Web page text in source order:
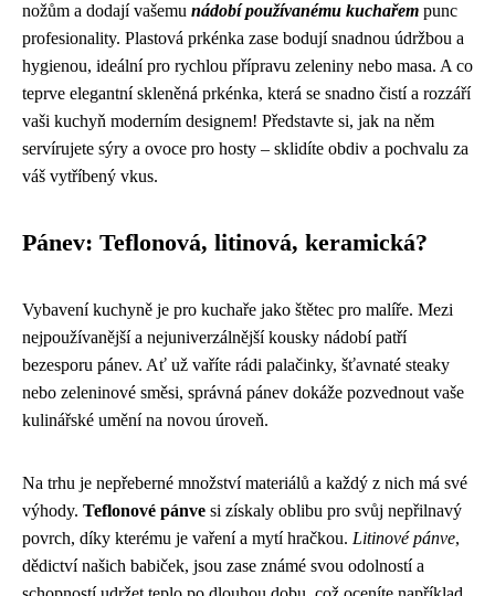
nožům a dodají vašemu nádobí používanému kuchařem punc
profesionality. Plastová prkénka zase bodují snadnou údržbou a
hygienou, ideální pro rychlou přípravu zeleniny nebo masa. A co
teprve elegantní skleněná prkénka, která se snadno čistí a rozzáří
vaši kuchyň moderním designem! Představte si, jak na něm
servírujete sýry a ovoce pro hosty – sklidíte obdiv a pochvalu za
váš vytříbený vkus.
Pánev: Teflonová, litinová, keramická?
Vybavení kuchyně je pro kuchaře jako štětec pro malíře. Mezi
nejpoužívanější a nejuniverzálnější kousky nádobí patří
bezesporu pánev. Ať už vaříte rádi palačinky, šťavnaté steaky
nebo zeleninové směsi, správná pánev dokáže pozvednout vaše
kulinářské umění na novou úroveň.
Na trhu je nepřeberné množství materiálů a každý z nich má své
výhody. Teflonové pánve si získaly oblibu pro svůj nepřilnavý
povrch, díky kterému je vaření a mytí hračkou. Litinové pánve,
dědictví našich babiček, jsou zase známé svou odolností a